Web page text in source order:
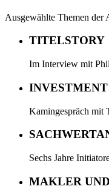
Ausgewählte Themen der
TITELSTORY
Im Interview mit
INVESTMENT
Kamingespräch mit
Sechs Jahre
MAKLER